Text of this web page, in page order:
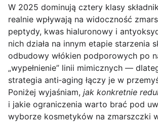
W 2025 dominują cztery klasy
realnie wpływają na widoczność
peptydy, kwas hialuronowy i
nich działa na innym etapie starzenia
odbudowy włókien podporowych po
„wypełnienie” linii mimicznych —
strategia anti‑aging łączy je w
Poniżej wyjaśniam, jak konkretnie
i jakie ograniczenia warto brać pod
wyborze kosmetyków na zmarszczki